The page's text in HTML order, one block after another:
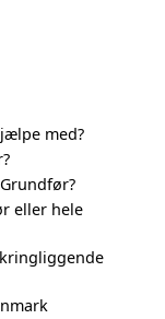
med?
eller hele